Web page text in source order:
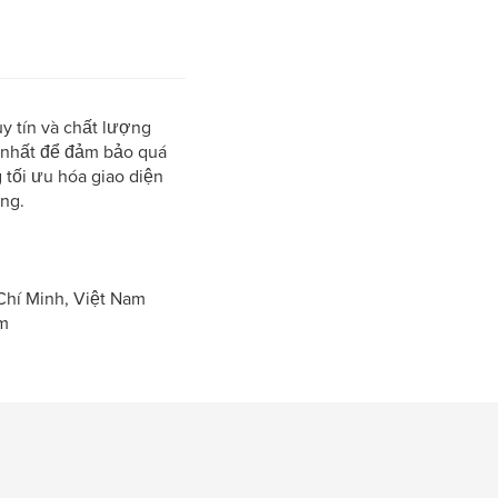
tín và chất lượng
để đảm bảo quá
ưu hóa giao diện
Minh, Việt Nam